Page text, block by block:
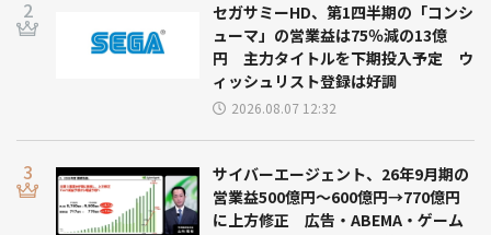
セガサミーHD、第1四半期の「コンシ
ューマ」の営業益は75％減の13億
円 主力タイトルを下期投入予定 ウ
ィッシュリスト登録は好調
2026.08.07 12:32
サイバーエージェント、26年9月期の
営業益500億円～600億円→770億円
に上方修正 広告・ABEMA・ゲーム